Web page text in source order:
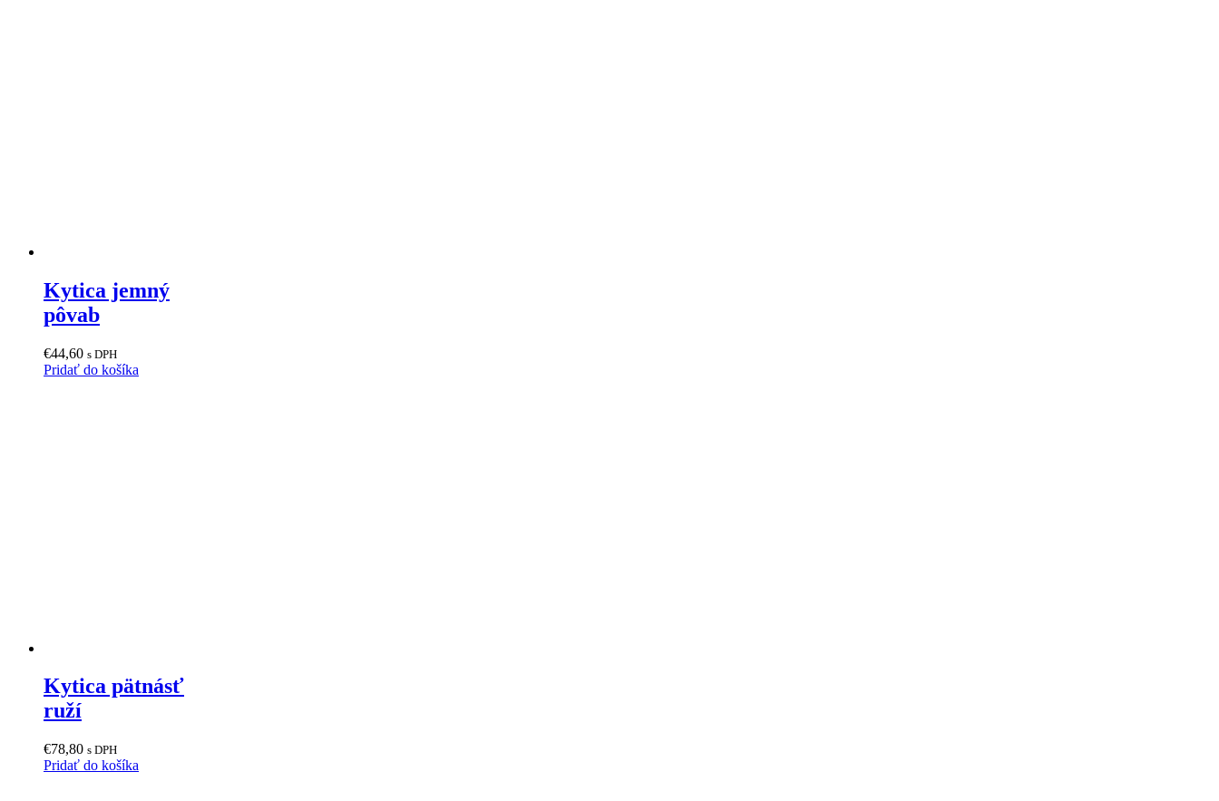
Kytica jemný
pôvab
€44,60 s DPH
Pridať do košíka
Kytica pätnásť
ruží
€78,80 s DPH
Pridať do košíka